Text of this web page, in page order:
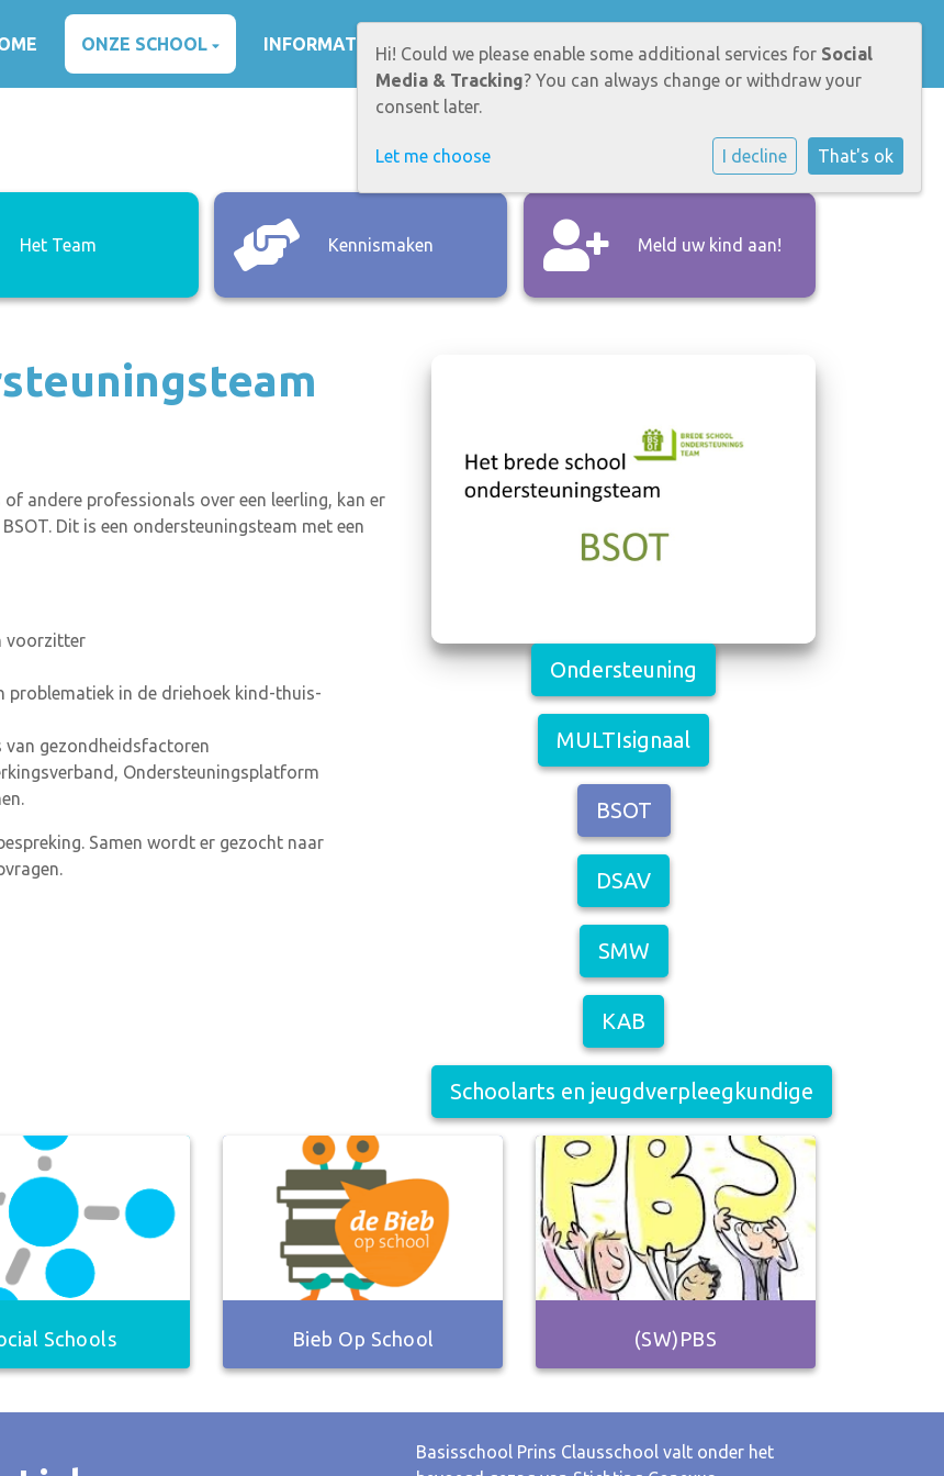
ONZE SCHOOL INFORMATIE OUDERS LEERLINGEN CONTACT
Het Team Kennismaken Meld uw kind aan!
andere professionals over een leerling, kan er
Dit is een ondersteuningsteam met een
voorzitter
problematiek in de driehoek kind-thuis-
van gezondheidsfactoren
Ondersteuningsplatform
Samen wordt er gezocht naar
Ondersteuning
MULTIsignaal
BSOT
DSAV
SMW
KAB
Schoolarts en jeugdverpleegkundige
Schools Bieb Op School (SW)PBS
Basisschool Prins Clausschool valt onder het
Hi! Could we please enable some additional services for Social
Media & Tracking? You can always change or withdraw your
consent later.
Let me choose I decline That's ok